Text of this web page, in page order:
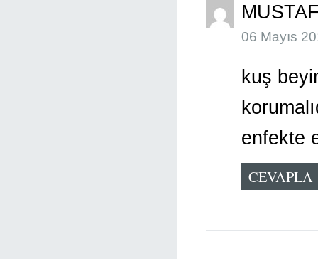
06 Mayıs
kuş
enfekte
CEVAPLA